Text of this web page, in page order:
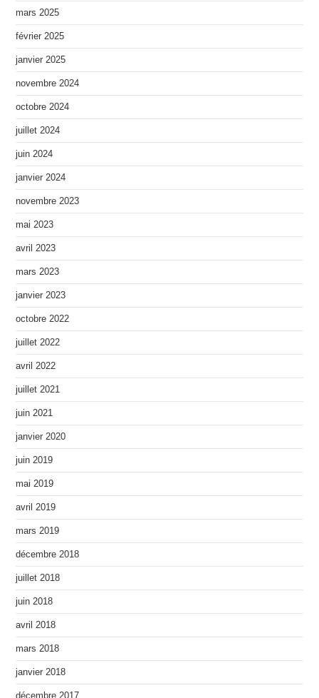
mars 2025
février 2025
janvier 2025
novembre 2024
octobre 2024
juillet 2024
juin 2024
janvier 2024
novembre 2023
mai 2023
avril 2023
mars 2023
janvier 2023
octobre 2022
juillet 2022
avril 2022
juillet 2021
juin 2021
janvier 2020
juin 2019
mai 2019
avril 2019
mars 2019
décembre 2018
juillet 2018
juin 2018
avril 2018
mars 2018
janvier 2018
décembre 2017